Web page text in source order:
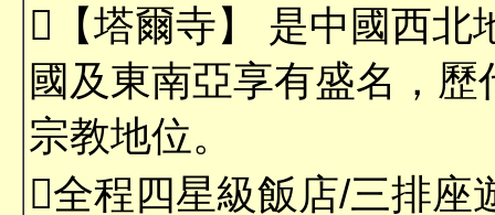
【塔爾寺】 是中國西北
國及東南亞享有盛名，
宗教地位。
全程四星級飯店/三排座